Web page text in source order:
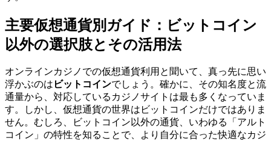
主要仮想通貨別ガイド：ビットコイン
以外の選択肢とその活用法
オンラインカジノでの仮想通貨利用と聞いて、真っ先に思い
浮かぶのは ビットコインでしょう。確かに、その知名度と流
通量から、対応しているカジノサイトは最も多くなっていま
す。しかし、仮想通貨の世界はビットコインだけではありま
せん。むしろ、ビットコイン以外の通貨、いわゆる「アルト
コイン」の特性を知ることで、より自分に合った快適なカジ